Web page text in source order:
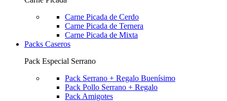
Carne Picada de Cerdo
Carne Picada de Ternera
Carne Picada de Mixta
Packs Caseros
Pack Especial Serrano
Pack Serrano + Regalo Buenísimo
Pack Pollo Serrano + Regalo
Pack Amigotes